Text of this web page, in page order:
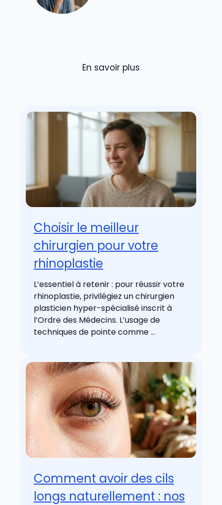
En savoir plus
Choisir le meilleur
chirurgien pour votre
rhinoplastie
L’essentiel à retenir : pour réussir votre
rhinoplastie, privilégiez un chirurgien
plasticien hyper-spécialisé inscrit à
l’Ordre des Médecins. L’usage de
techniques de pointe comme ...
Comment avoir des cils
longs naturellement : nos